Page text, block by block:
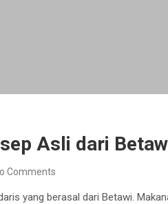
Asli dari
Comments
yang berasal dari Betawi.